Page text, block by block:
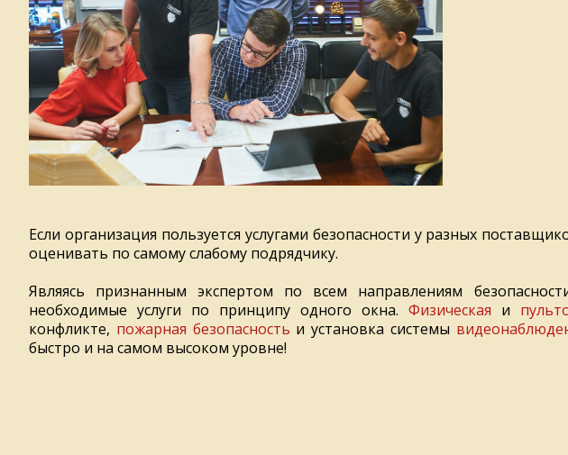
Если организация пользуется услугами безопасности у разных
оценивать по самому слабому подрядчику.
Являясь признанным экспертом по всем направлениям
необходимые услуги по принципу одного окна. Физическая и
конфликте, пожарная безопасность и установка системы
быстро и на самом высоком уровне!